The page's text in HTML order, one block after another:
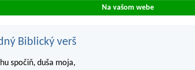
Na vašom webe
Biblický verš
spočiň, duša moja,